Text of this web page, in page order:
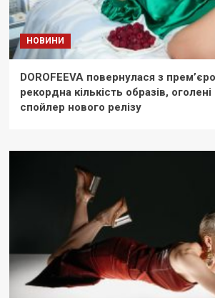
НОВИНИ
DOROFEEVA повернулася з
рекордна кількість образів,
спойлер нового релізу